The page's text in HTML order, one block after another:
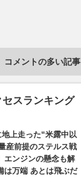
コメントの多い記事
スランキング
上走った“米露中以
産前提のステルス戦
エンジンの懸念も解
は万端 あとは飛ぶだ